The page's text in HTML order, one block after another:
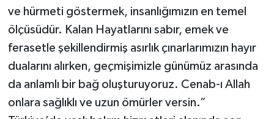
ve hürmeti göstermek, insanlığımızın en temel
ölçüsüdür. Kalan Hayatlarını sabır, emek ve
ferasetle şekillendirmiş asırlık çınarlarımızın hayır
dualarını alırken, geçmişimizle günümüz arasında
da anlamlı bir bağ oluşturuyoruz. Cenab-ı Allah
onlara sağlıklı ve uzun ömürler versin.”